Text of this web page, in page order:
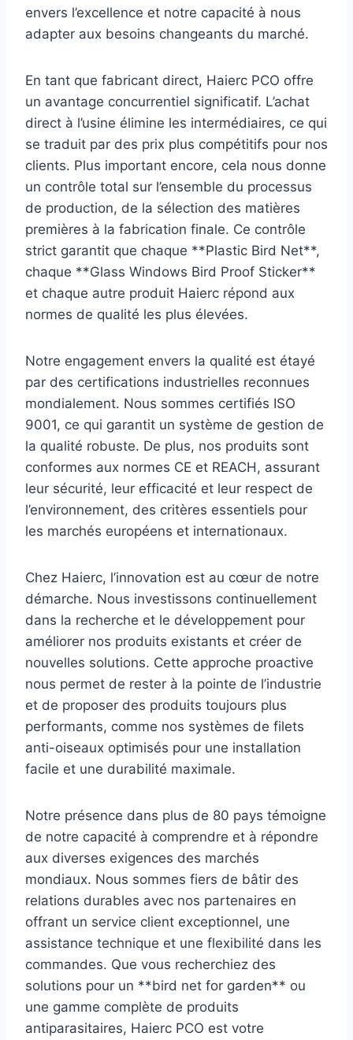
envers l’excellence et notre capacité à nous
adapter aux besoins changeants du marché.
En tant que fabricant direct, Haierc PCO offre
un avantage concurrentiel significatif. L’achat
direct à l’usine élimine les intermédiaires, ce qui
se traduit par des prix plus compétitifs pour nos
clients. Plus important encore, cela nous donne
un contrôle total sur l’ensemble du processus
de production, de la sélection des matières
premières à la fabrication finale. Ce contrôle
strict garantit que chaque **Plastic Bird Net**,
chaque **Glass Windows Bird Proof Sticker**
et chaque autre produit Haierc répond aux
normes de qualité les plus élevées.
Notre engagement envers la qualité est étayé
par des certifications industrielles reconnues
mondialement. Nous sommes certifiés ISO
9001, ce qui garantit un système de gestion de
la qualité robuste. De plus, nos produits sont
conformes aux normes CE et REACH, assurant
leur sécurité, leur efficacité et leur respect de
l’environnement, des critères essentiels pour
les marchés européens et internationaux.
Chez Haierc, l’innovation est au cœur de notre
démarche. Nous investissons continuellement
dans la recherche et le développement pour
améliorer nos produits existants et créer de
nouvelles solutions. Cette approche proactive
nous permet de rester à la pointe de l’industrie
et de proposer des produits toujours plus
performants, comme nos systèmes de filets
anti-oiseaux optimisés pour une installation
facile et une durabilité maximale.
Notre présence dans plus de 80 pays témoigne
de notre capacité à comprendre et à répondre
aux diverses exigences des marchés
mondiaux. Nous sommes fiers de bâtir des
relations durables avec nos partenaires en
offrant un service client exceptionnel, une
assistance technique et une flexibilité dans les
commandes. Que vous recherchiez des
solutions pour un **bird net for garden** ou
une gamme complète de produits
antiparasitaires, Haierc PCO est votre